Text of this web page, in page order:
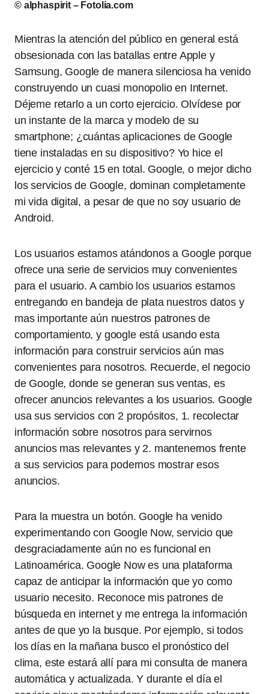
© alphaspirit – Fotolia.com
Mientras la atención del público en general está
obsesionada con las batallas entre Apple y
Samsung, Google de manera silenciosa ha venido
construyendo un cuasi monopolio en Internet.
Déjeme retarlo a un corto ejercicio. Olvídese por
un instante de la marca y modelo de su
smartphone; ¿cuántas aplicaciones de Google
tiene instaladas en su dispositivo? Yo hice el
ejercicio y conté 15 en total. Google, o mejor dicho
los servicios de Google, dominan completamente
mi vida digital, a pesar de que no soy usuario de
Android.
Los usuarios estamos atándonos a Google porque
ofrece una serie de servicios muy convenientes
para el usuario. A cambio los usuarios estamos
entregando en bandeja de plata nuestros datos y
mas importante aún nuestros patrones de
comportamiento, y google está usando esta
información para construir servicios aún mas
convenientes para nosotros. Recuerde, el negocio
de Google, donde se generan sus ventas, es
ofrecer anuncios relevantes a los usuarios. Google
usa sus servicios con 2 propósitos, 1. recolectar
información sobre nosotros para servirnos
anuncios mas relevantes y 2. mantenernos frente
a sus servicios para podernos mostrar esos
anuncios.
Para la muestra un botón. Google ha venido
experimentando con Google Now, servicio que
desgraciadamente aún no es funcional en
Latinoamérica. Google Now es una plataforma
capaz de anticipar la información que yo como
usuario necesito. Reconoce mis patrones de
búsqueda en internet y me entrega la información
antes de que yo la busque. Por ejemplo, si todos
los días en la mañana busco el pronóstico del
clima, este estará allí para mi consulta de manera
automática y actualizada. Y durante el día el